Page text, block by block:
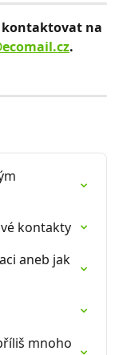
kontaktovat na
.
kontakty
aneb jak
mnoho